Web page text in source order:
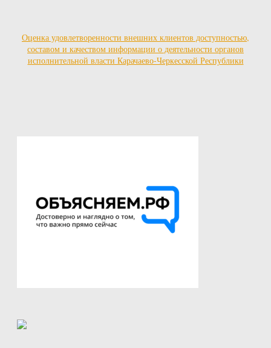
Оценка удовлетворенности внешних клиентов доступностью,
составом и качеством информации о деятельности органов
исполнительной власти Карачаево-Черкесской Республики